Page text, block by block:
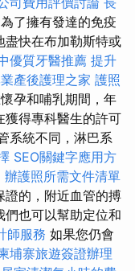
為了擁有發達的免疫
盡快在布加勒斯特或
優質牙醫推薦 提升
產後護理之家 護照
孕和哺乳期間，年
獲得專科醫生的許可
系統不同，淋巴系
SEO關鍵字應用方
辦護照所需文件清單
證的，附近血管的搏
也可以幫助定位和
師服務 如果您仍會
埔寨旅遊簽證辦理